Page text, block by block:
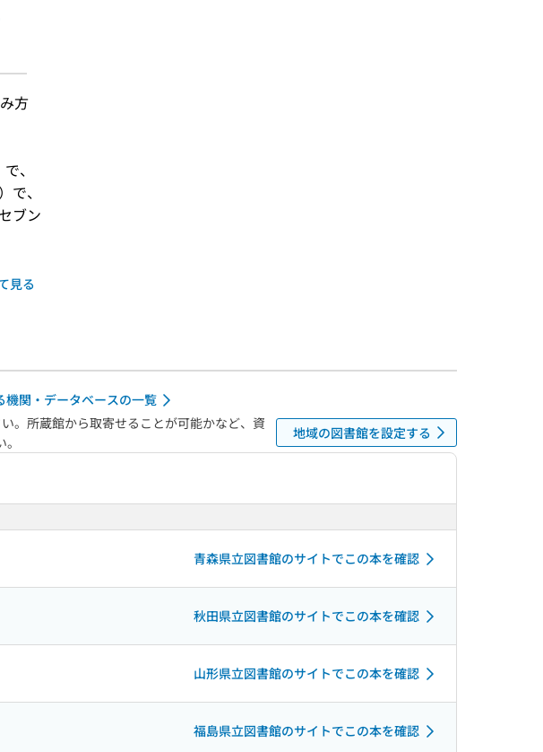
方
、
で、
ブン
見る
機関・データベースの一覧
。所蔵館から取寄せることが可能かなど、資
地域の図書館を設定する
青森県立図書館のサイトでこの本を確認
秋田県立図書館のサイトでこの本を確認
山形県立図書館のサイトでこの本を確認
福島県立図書館のサイトでこの本を確認